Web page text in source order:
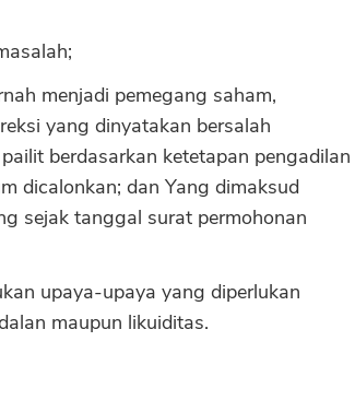
menjadi pemegang saham,
yang dinyatakan bersalah
berdasarkan ketetapan pengadilan
dicalonkan; dan Yang dimaksud
sejak tanggal surat permohonan
upaya-upaya yang diperlukan
maupun likuiditas.